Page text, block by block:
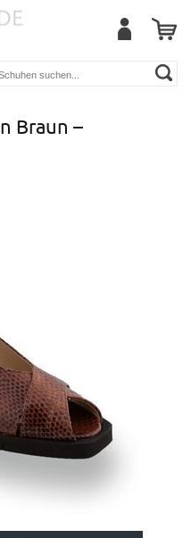
Braun –